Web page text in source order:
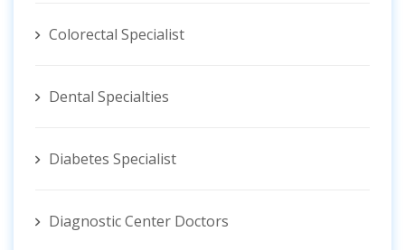
Colorectal Specialist
Dental Specialties
Diabetes Specialist
Diagnostic Center Doctors